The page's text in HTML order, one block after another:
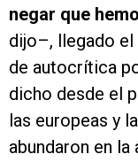
negar que
dijo–, llegado
de autocrítica
dicho desde el
las europeas y
abundaron en